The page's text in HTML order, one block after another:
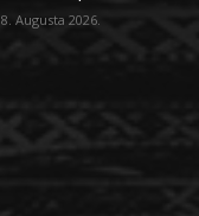
8. Augusta 2026.